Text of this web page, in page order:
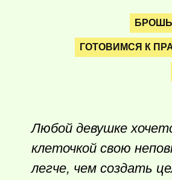
ГОТОВИМСЯ К
Любой девушке
клеточкой свою
легче, чем создать